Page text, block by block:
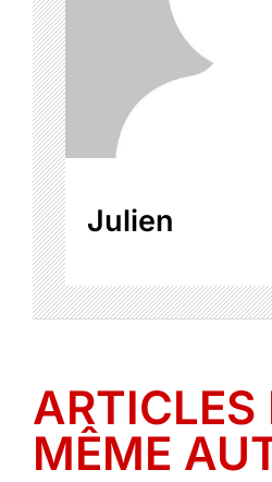
Julien
ARTICLES
MÊME